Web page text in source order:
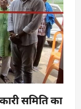
समिति का